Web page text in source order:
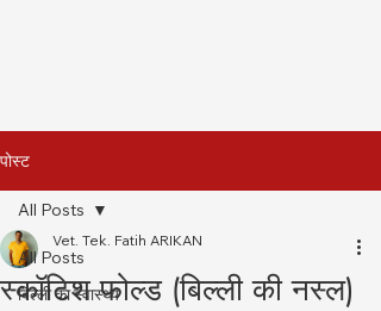
पोस्ट
All Posts
बिल्ली का स्वास्थ्य
All Posts
स्कॉटिश फोल्ड (बिल्ली की नस्ल)
Vet. Tek. Fatih ARIKAN